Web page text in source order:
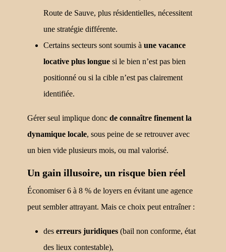
Route de Sauve, plus résidentielles, nécessitent
une stratégie différente.
Certains secteurs sont soumis à une vacance
locative plus longue si le bien n’est pas bien
positionné ou si la cible n’est pas clairement
identifiée.
Gérer seul implique donc de connaître finement la
dynamique locale, sous peine de se retrouver avec
un bien vide plusieurs mois, ou mal valorisé.
Un gain illusoire, un risque bien réel
Économiser 6 à 8 % de loyers en évitant une agence
peut sembler attrayant. Mais ce choix peut entraîner :
des erreurs juridiques (bail non conforme, état
des lieux contestable),